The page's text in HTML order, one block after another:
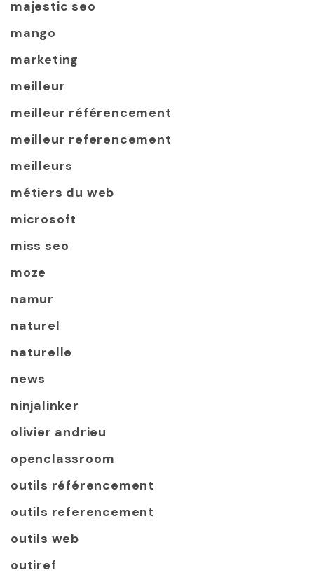
majestic seo
mango
marketing
meilleur
meilleur référencement
meilleur referencement
meilleurs
métiers du web
microsoft
miss seo
moze
namur
naturel
naturelle
news
ninjalinker
olivier andrieu
openclassroom
outils référencement
outils referencement
outils web
outiref